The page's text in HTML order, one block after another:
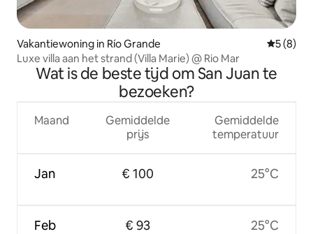
Vakantiewoning in Río Grande
5 (8)
Luxe villa aan het strand (Villa Marie) @ Rio Mar
Wat is de beste tijd om San Juan te
bezoeken?
Maand
Jan
Feb
Gemiddelde
prijs
€ 100
€ 93
Gemiddelde
temperatuur
25°C
25°C